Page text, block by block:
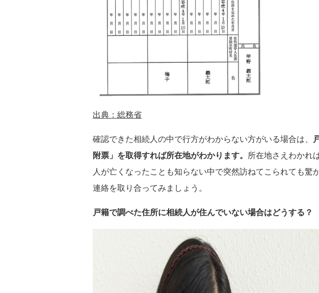
出典：総務省
確認できた相続人の中で行方がわからない方がいる場合は、
附票」を取得すれば所在地がわかります。
所在地さえわかれ
人が亡くなったことも知らない中で突然訪ねてこられても驚
連絡を取り合ってみましょう。
戸籍で調べた住所に相続人が住んでいない場合はどうする？